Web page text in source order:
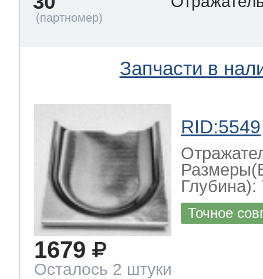
Запчасти в
RID:5549
Глубина):
Точное
1679
Осталось 2 штуки